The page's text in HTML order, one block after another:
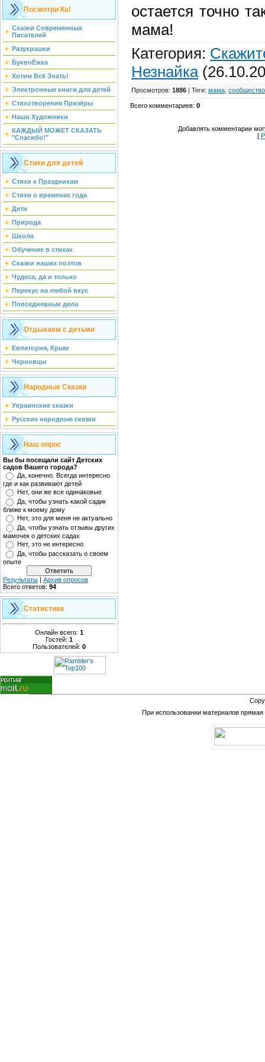
Посмотри Ка!
Сказки Современных
Писателей
Разукрашки
БуквоЁжка
Хотим Всё Знать!
Электронные книги для детей
Стихотворения Призёры
Наши Художники
КАЖДЫЙ МОЖЕТ СКАЗАТЬ
"Спасибо!"
Стихи для детей
Стихи к Праздникам
Стихи о временах года
Дети
Природа
Школа
Обучение в стихах
Сказки наших поэтов
Чудеса, да и только
Перекус на любой вкус
Повседневные дела
Отдыхаем с детьми
Евпатория, Крым
Черновцы
Народные Сказки
Украинские сказки
Русские народные сказки
Наш опрос
Вы бы посещали сайт Детских
садов Вашего города?
Да, конечно. Всегда интересно
где и как развивают детей
Нет, они же все одинаковые
Да, чтобы узнать какой садик
ближе к моему дому
Нет, это для меня не актуально
Да, чтобы узнать отзывы других
мамочек о детских садах
Нет, это не интересно
Да, чтобы рассказать о своем
опыте
Результаты | Архив опросов
Всего ответов: 94
Статистика
Онлайн всего: 1
Гостей: 1
Пользователей: 0
остается точно
мама!
Категория:
Незнайка
Просмотров: 1886 | Теги: мама
Всего комментариев: 0
Добавлять комментарии
[
При использовании материалов